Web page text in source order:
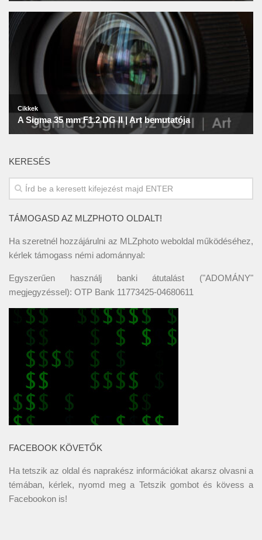
KERESÉS
TÁMOGASD AZ MLZPHOTO OLDALT!
Ha szeretnél hozzájárulni az MLZphoto weboldal működéséhez,
kérlek támogass némi adománnyal:
Egyszerűen használj banki átutalást ("ADOMÁNY"
megjegyzéssel): OTP Bank 11773425-04680611
FACEBOOK KÖVETŐK
Ha tetszik az oldal és naprakész információkat akarsz olvasni a
témában, kérlek, nyomd meg a Tetszik gombot és kövess a
Facebookon is!